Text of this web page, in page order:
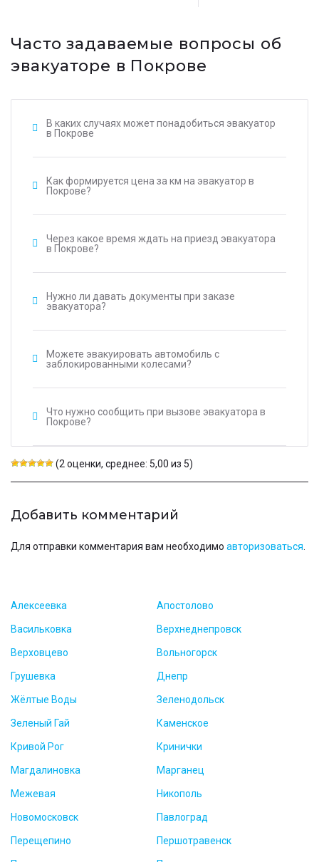
Алексеевка Апостолово
Васильковка Верхнеднепровск
Верховцево Вольногорск
Грушевка Днепр
Жёлтые Воды Зеленодольск
Зеленый Гай Каменское
Кривой Рог Кринички
Магдалиновка Марганец
Межевая Никополь
Новомосковск Павлоград
Перещепино Першотравенск
Часто задаваемые вопросы об
эвакуаторе в Покрове
В каких случаях может понадобиться эвакуатор
в Покрове
Как формируется цена за км на эвакуатор в
Покрове?
Через какое время ждать на приезд эвакуатора
в Покрове?
Нужно ли давать документы при заказе
эвакуатора?
Можете эвакуировать автомобиль с
заблокированными колесами?
Что нужно сообщить при вызове эвакуатора в
Покрове?
(2 оценки, среднее: 5,00 из 5)
Добавить комментарий
Для отправки комментария вам необходимо авторизоваться